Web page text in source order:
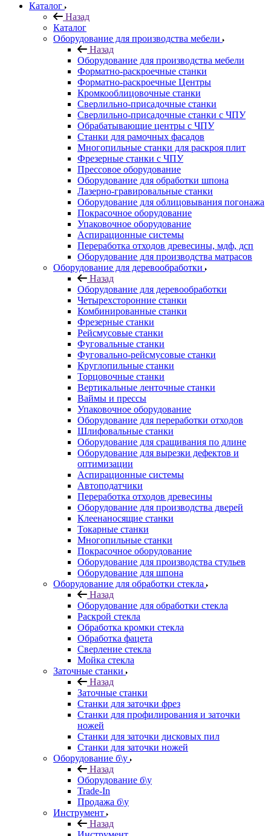
Каталог
Назад
Каталог
Оборудование для производства мебели
Назад
Оборудование для производства мебели
Форматно-раскроечные станки
Форматно-раскроечные Центры
Кромкооблицовочные станки
Сверлильно-присадочные станки
Сверлильно-присадочные станки с ЧПУ
Обрабатывающие центры с ЧПУ
Станки для рамочных фасадов
Многопильные станки для раскроя плит
Фрезерные станки с ЧПУ
Прессовое оборудование
Оборудование для обработки шпона
Лазерно-гравировальные станки
Оборудование для облицовывания погонажа
Покрасочное оборудование
Упаковочное оборудование
Аспирационные системы
Переработка отходов древесины, мдф, дсп
Оборудование для производства матрасов
Оборудование для деревообработки
Назад
Оборудование для деревообработки
Четырехсторонние станки
Комбинированные станки
Фрезерные станки
Рейсмусовые станки
Фуговальные станки
Фуговально-рейсмусовые станки
Круглопильные станки
Торцовочные станки
Вертикальные ленточные станки
Ваймы и прессы
Упаковочное оборудование
Оборудование для переработки отходов
Шлифовальные станки
Оборудование для сращивания по длине
Оборудование для вырезки дефектов и
оптимизации
Аспирационные системы
Автоподатчики
Переработка отходов древесины
Оборудование для производства дверей
Клеенаносящие станки
Токарные станки
Многопильные станки
Покрасочное оборудование
Оборудование для производства стульев
Оборудование для шпона
Оборудование для обработки стекла
Назад
Оборудование для обработки стекла
Раскрой стекла
Обработка кромки стекла
Обработка фацета
Сверление стекла
Мойка стекла
Заточные станки
Назад
Заточные станки
Станки для заточки фрез
Станки для профилирования и заточки
ножей
Станки для заточки дисковых пил
Станки для заточки ножей
Оборудование б\у
Назад
Оборудование б\у
Trade-In
Продажа б\у
Инструмент
Назад